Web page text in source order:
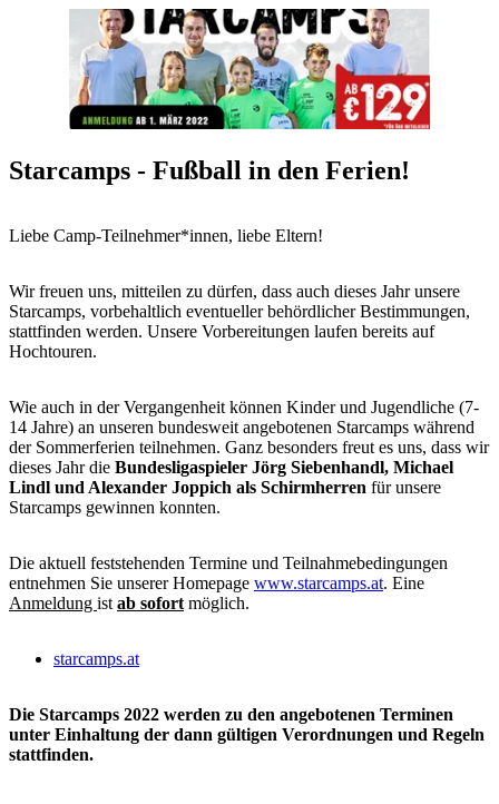
Starcamps - Fußball in den Ferien!
Liebe Camp-Teilnehmer*innen, liebe Eltern!
Wir freuen uns, mitteilen zu dürfen, dass auch dieses Jahr unsere
Starcamps, vorbehaltlich eventueller behördlicher Bestimmungen,
stattfinden werden. Unsere Vorbereitungen laufen bereits auf
Hochtouren.
Wie auch in der Vergangenheit können Kinder und Jugendliche (7-
14 Jahre) an unseren bundesweit angebotenen Starcamps während
der Sommerferien teilnehmen. Ganz besonders freut es uns, dass wir
dieses Jahr die Bundesligaspieler Jörg Siebenhandl, Michael
Lindl und Alexander Joppich als Schirmherren für unsere
Starcamps gewinnen konnten.
Die aktuell feststehenden Termine und Teilnahmebedingungen
entnehmen Sie unserer Homepage www.starcamps.at. Eine
Anmeldung ist ab sofort möglich.
starcamps.at
Die Starcamps 2022 werden zu den angebotenen Terminen
unter Einhaltung der dann gültigen Verordnungen und Regeln
stattfinden.